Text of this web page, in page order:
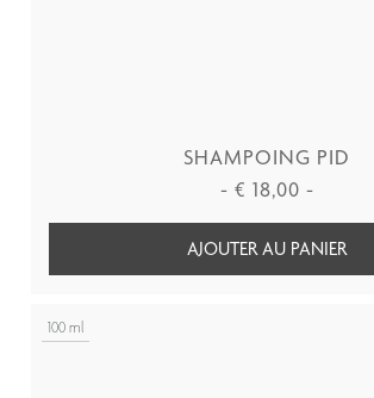
SHAMPOING PID
- € 18,00 -
AJOUTER AU PANIER
100 ml